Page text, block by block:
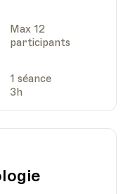
Capacité
Max 12
participants
Séances
1 séance
3h